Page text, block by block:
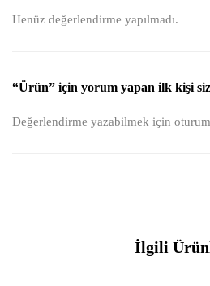
Henüz değerlendirme yapılmadı.
“Ürün” için yorum yapan ilk kişi
Değerlendirme yazabilmek için oturum
İlgili